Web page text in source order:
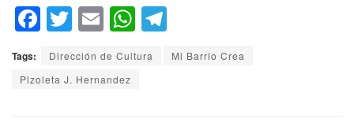
F
a
c
e
T
wi
tt
er
E
m
ail
W
h
at
el
e
Tags: Dirección de Cultura
Mi Barrio Crea
Plzoleta J. Hernandez